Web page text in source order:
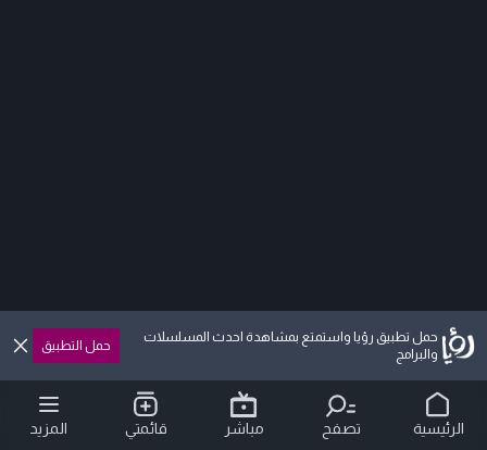
حمل تطبيق رؤيا واستمتع بمشاهدة احدث المسلسلات
والبرامج
حمل التطبيق
الرئيسية تصفح مباشر قائمتي المزيد